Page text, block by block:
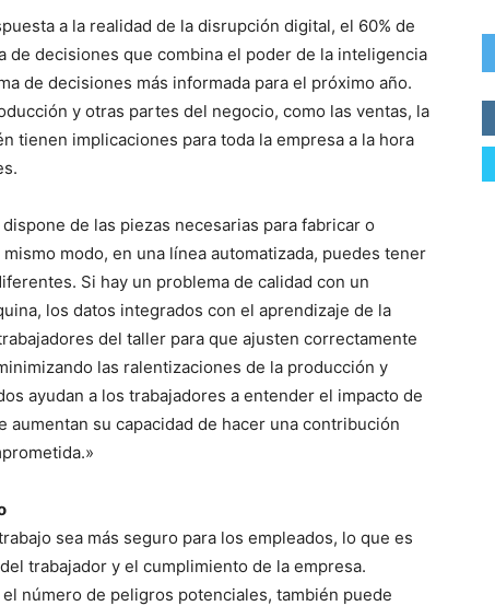
a la realidad de la disrupción digital, el 60% de
de decisiones que combina el poder de la inteligencia
de decisiones más informada para el próximo año.
y otras partes del negocio, como las ventas, la
tienen implicaciones para toda la empresa a la hora
de las piezas necesarias para fabricar o
modo, en una línea automatizada, puedes tener
Si hay un problema de calidad con un
los datos integrados con el aprendizaje de la
del taller para que ajusten correctamente
las ralentizaciones de la producción y
ayudan a los trabajadores a entender el impacto de
su capacidad de hacer una contribución
sea más seguro para los empleados, lo que es
trabajador y el cumplimiento de la empresa.
número de peligros potenciales, también puede